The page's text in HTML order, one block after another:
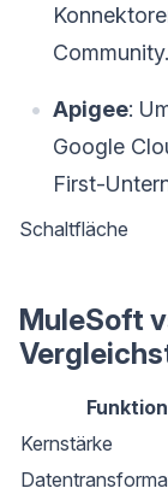
Community.
Apigee:
Google
First-
Schaltfläche
MuleSoft
Funktion
Kernstärke